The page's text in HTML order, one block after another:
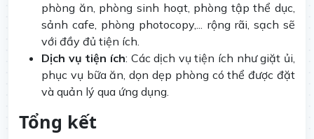
phòng ăn, phòng sinh hoạt, phòng tập thể dục,
sảnh cafe, phòng photocopy,... rộng rãi, sạch sẽ
với đầy đủ tiện ích.
Dịch vụ tiện ích: Các dịch vụ tiện ích như giặt ủi,
phục vụ bữa ăn, dọn dẹp phòng có thể được đặt
và quản lý qua ứng dụng.
Tổng kết